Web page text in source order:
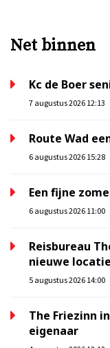
Net binnen
Kc de Boer
7 augustus 2026 12:13
Route Wad
6 augustus 2026 15:28
Een fijne
6 augustus 2026 11:00
Reisbureau
nieuwe locatie
5 augustus 2026 14:00
The Friezinn
eigenaar